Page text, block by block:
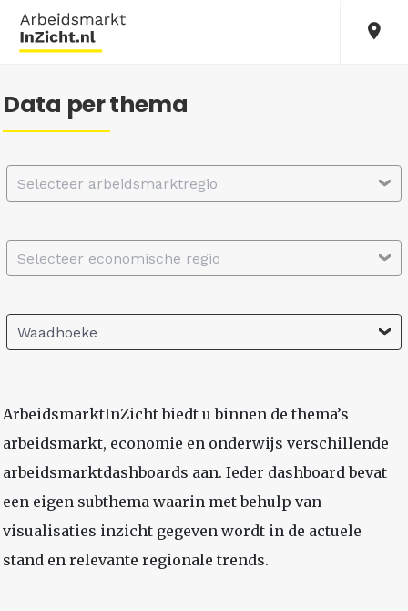
Data per thema
Selecteer arbeidsmarktregio
Selecteer economische regio
Waadhoeke
ArbeidsmarktInZicht biedt u binnen de thema’s
arbeidsmarkt, economie en onderwijs verschillende
arbeidsmarktdashboards aan. Ieder dashboard bevat
een eigen subthema waarin met behulp van
visualisaties inzicht gegeven wordt in de actuele
stand en relevante regionale trends.